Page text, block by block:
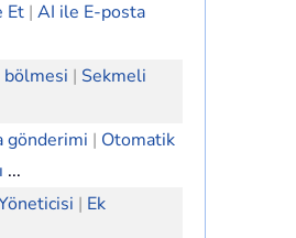
Et | AI ile E-posta
| Sekmeli
gönderimi | Otomatik
...
| Ek